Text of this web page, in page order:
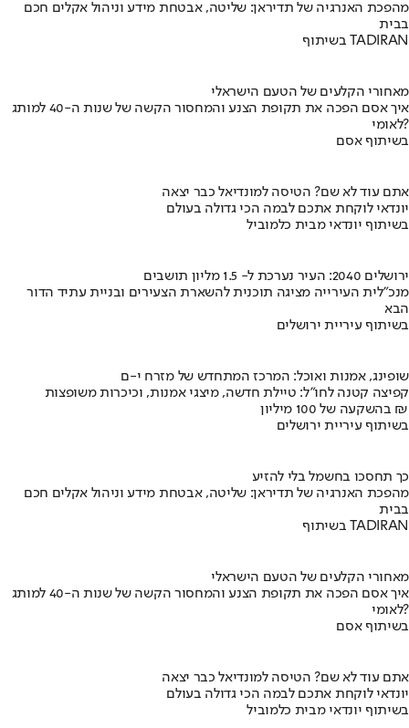
מהפכת האנרגיה של תדיראן: שליטה, אבטחת מידע וניהול אקלים חכם
בבית
בשיתוף TADIRAN
מאחורי הקלעים של הטעם הישראלי
איך אסם הפכה את תקופת הצנע והמחסור הקשה של שנות ה-40 למותג
לאומי?
בשיתוף אסם
אתם עוד לא שם? הטיסה למונדיאל כבר יצאה
יונדאי לוקחת אתכם לבמה הכי גדולה בעולם
בשיתוף יונדאי מבית כלמוביל
ירושלים 2040: העיר נערכת ל- 1.5 מליון תושבים
מנכ"לית העירייה מציגה תוכנית להשארת הצעירים ובניית עתיד הדור
הבא
בשיתוף עיריית ירושלים
שופינג, אמנות ואוכל: המרכז המתחדש של מזרח י-ם
קפיצה קטנה לחו"ל: טיילת חדשה, מיצגי אמנות, וכיכרות משופצות
בהשקעה של 100 מיליון ₪
בשיתוף עיריית ירושלים
כך תחסכו בחשמל בלי להזיע
מהפכת האנרגיה של תדיראן: שליטה, אבטחת מידע וניהול אקלים חכם
בבית
בשיתוף TADIRAN
מאחורי הקלעים של הטעם הישראלי
איך אסם הפכה את תקופת הצנע והמחסור הקשה של שנות ה-40 למותג
לאומי?
בשיתוף אסם
אתם עוד לא שם? הטיסה למונדיאל כבר יצאה
יונדאי לוקחת אתכם לבמה הכי גדולה בעולם
בשיתוף יונדאי מבית כלמוביל